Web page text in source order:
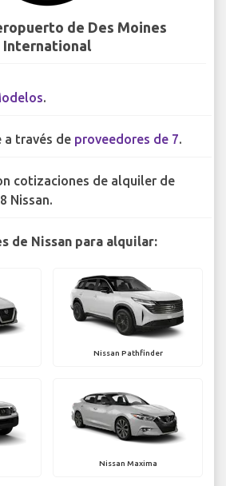
de Des Moines
International
.
a través de proveedores de 7.
cotizaciones de alquiler de
Nissan.
de Nissan para alquilar:
Nissan Pathfinder
Nissan Maxima